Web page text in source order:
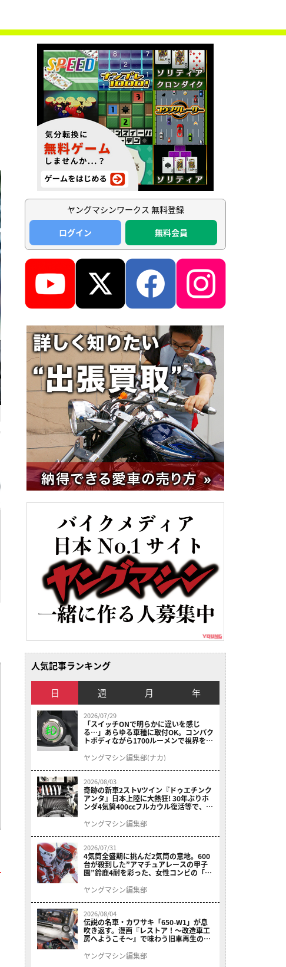
ヤングマシンワークス 無料登録
ログイン
無料会員
人気記事ランキング
日 週 月 年
2026/07/29
「スイッチONで明らかに違いを感じ
る…」あらゆる車種に取付OK。コンパク
トボディながら1700ルーメンで視界を確
ニット プレシャスレイ スモール］
ヤングマシン編集部(ナカ)
2026/08/03
奇跡の新車2ストVツイン『ドゥエチンク
アンタ』日本上陸に大熱狂! 30年ぶりホ
ンダ4気筒400ccフルカウル復活等で、ロ
ニュース振り返り】
ヤングマシン編集部
2026/07/31
4気筒全盛期に挑んだ2気筒の意地。600
台が殺到した”アマチュアレースの甲子
園”鈴鹿4耐を彩った、女性コンビの「ス
ヤングマシン編集部
2026/08/04
伝説の名車・カワサキ「650-W1」が息
吹き返す。漫画『レストア！～改造車工
房へようこそ～』で味わう旧車再生のロ
ヤングマシン編集部